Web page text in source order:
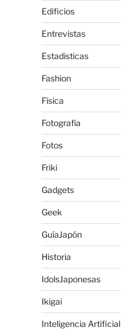
Edificios
Entrevistas
Estadisticas
Fashion
Física
Fotografía
Fotos
Friki
Gadgets
Geek
GuíaJapón
Historia
IdolsJaponesas
Ikigai
Inteligencia Artificial